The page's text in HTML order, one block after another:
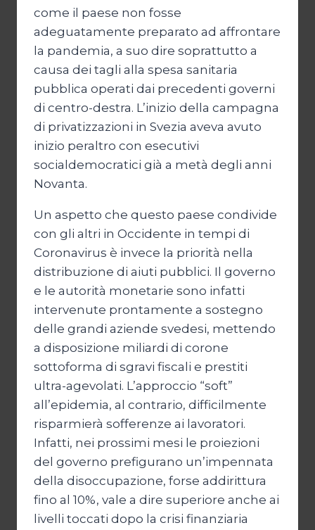
come il paese non fosse
adeguatamente preparato ad affrontare
la pandemia, a suo dire soprattutto a
causa dei tagli alla spesa sanitaria
pubblica operati dai precedenti governi
di centro-destra. L’inizio della campagna
di privatizzazioni in Svezia aveva avuto
inizio peraltro con esecutivi
socialdemocratici già a metà degli anni
Novanta.
Un aspetto che questo paese condivide
con gli altri in Occidente in tempi di
Coronavirus è invece la priorità nella
distribuzione di aiuti pubblici. Il governo
e le autorità monetarie sono infatti
intervenute prontamente a sostegno
delle grandi aziende svedesi, mettendo
a disposizione miliardi di corone
sottoforma di sgravi fiscali e prestiti
ultra-agevolati. L’approccio “soft”
all’epidemia, al contrario, difficilmente
risparmierà sofferenze ai lavoratori.
Infatti, nei prossimi mesi le proiezioni
del governo prefigurano un’impennata
della disoccupazione, forse addirittura
fino al 10%, vale a dire superiore anche ai
livelli toccati dopo la crisi finanziaria